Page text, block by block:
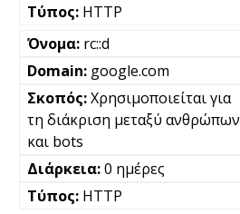
HTTP
rc::d
google.com
Χρησιμοποιείται για
τη διάκριση μεταξύ ανθρώπων
και bots
0 ημέρες
HTTP